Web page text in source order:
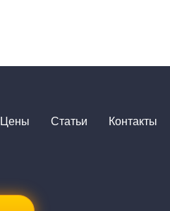
Цены Статьи Контакты